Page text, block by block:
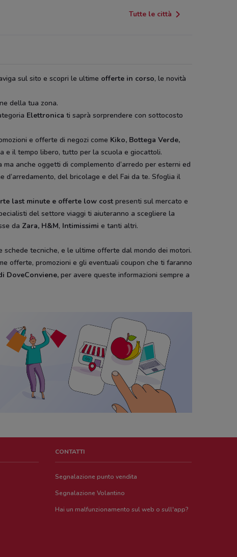
Tutte le città
sul sito e scopri le ultime offerte in corso, le novità
della tua zona.
Elettronica ti saprà sorprendere con sottocosto
e offerte di negozi come Kiko, Bottega Verde,
e il tempo libero, tutto per la scuola e giocattoli.
anche oggetti di complemento d’arredo per esterni ed
del bricolage e del Fai da te. Sfoglia il
last minute e offerte low cost presenti sul mercato e
del settore viaggi ti aiuteranno a scegliere la
da Zara, H&M, Intimissimi e tanti altri.
tecniche, e le ultime offerte dal mondo dei motori.
offerte, promozioni e gli eventuali coupon che ti faranno
DoveConviene, per avere queste informazioni sempre a
CONTATTI
Segnalazione punto vendita
Segnalazione Volantino
Hai un malfunzionamento sul web o sull'app?